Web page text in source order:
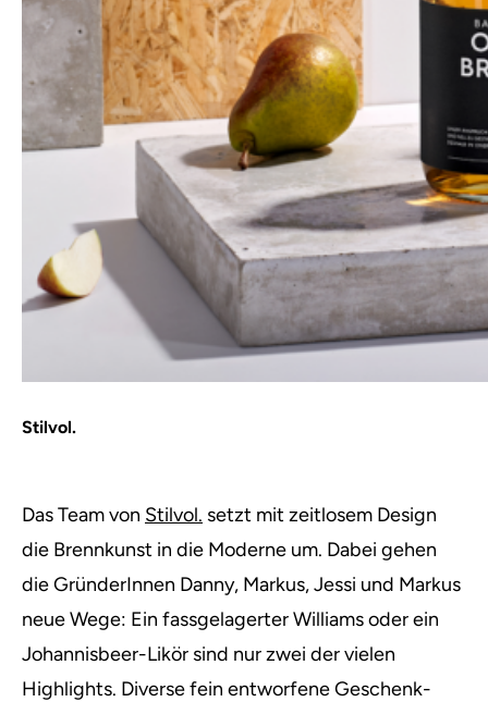
Stilvol.
Das Team von Stilvol. setzt mit zeitlosem Design
die Brennkunst in die Moderne um. Dabei gehen
die GründerInnen Danny, Markus, Jessi und Markus
neue Wege: Ein fassgelagerter Williams oder ein
Johannisbeer-Likör sind nur zwei der vielen
Highlights. Diverse fein entworfene Geschenk-